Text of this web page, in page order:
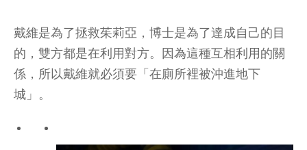
戴維是為了拯救茱莉亞，博士是為了達成自己的目
的，雙方都是在利用對方。因為這種互相利用的關
係，所以戴維就必須要「在廁所裡被沖進地下
城」。